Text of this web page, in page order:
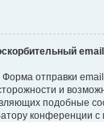
email
отправки
и
подобные
конференции с